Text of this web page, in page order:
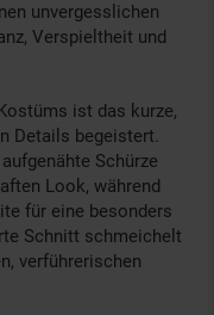
unvergesslichen
Verspieltheit und
ist das kurze,
Details begeistert.
Schürze
Look, während
für eine besonders
Schnitt schmeichelt
verführerischen